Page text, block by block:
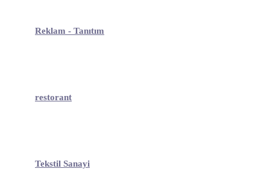
Reklam - Tanıtım
restorant
Tekstil Sanayi